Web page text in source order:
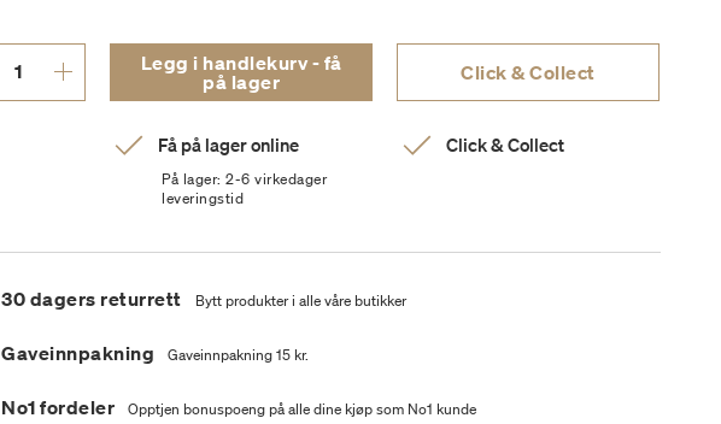
Legg i handlekurv - få
på lager
Click & Collect
Få på lager online
På lager: 2-6 virkedager
leveringstid
Click & Collect
30 dagers returrett Bytt produkter i alle våre butikker
Gaveinnpakning Gaveinnpakning 15 kr.
No1 fordeler Opptjen bonuspoeng på alle dine kjøp som No1 kunde